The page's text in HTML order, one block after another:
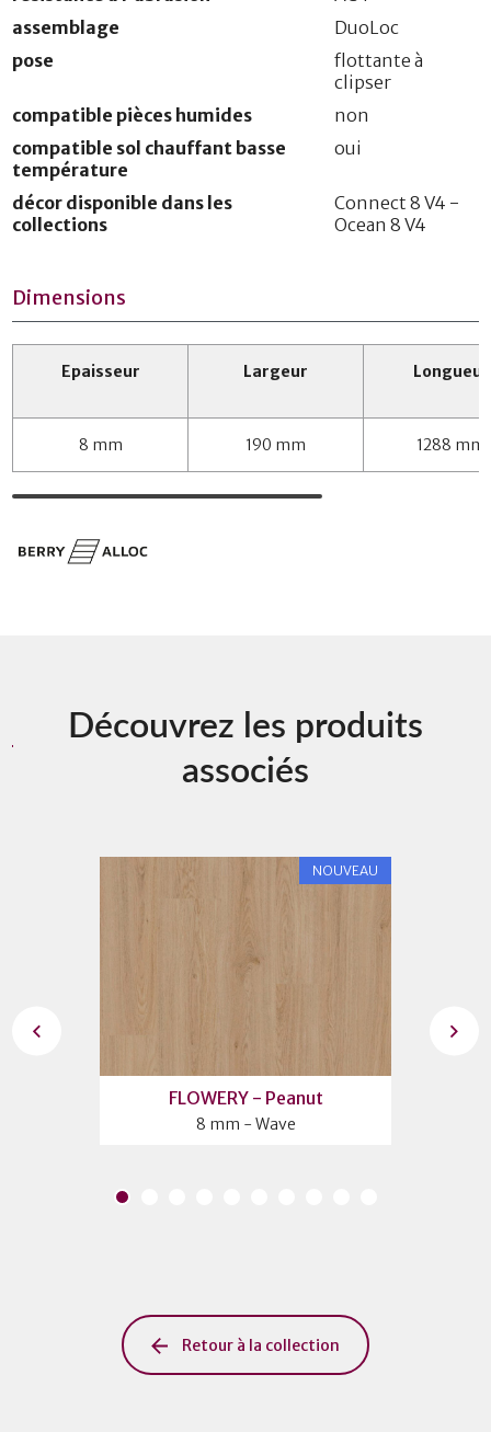
assemblage
DuoLoc
pose
flottante à
clipser
compatible pièces humides
non
compatible sol chauffant basse
température
oui
décor disponible dans les
collections
Connect 8 V4 -
Ocean 8 V4
Dimensions
Epaisseur Largeur Longueur
8 mm 190 mm 1288 mm
Découvrez les produits
associés
NOUVEAU
FLOWERY - Peanut
8 mm - Wave
Retour à la collection